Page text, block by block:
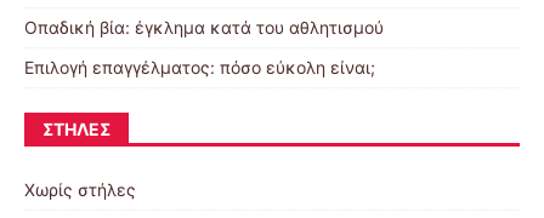
Οπαδική βία: έγκλημα κατά του αθλητισμού
Επιλογή επαγγέλματος: πόσο εύκολη είναι;
ΣΤΉΛΕΣ
Χωρίς στήλες